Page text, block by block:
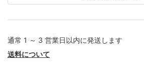
通常 1 ～ 3 営業日以内に発送します
送料について